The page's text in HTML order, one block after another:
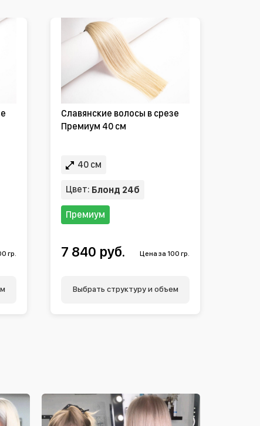
гр.
Славянские волосы в срезе
Премиум 40 см
40 см
Цвет: Блонд 24б
Премиум
7 840 руб. Цена за 100 гр.
Выбрать структуру и объем